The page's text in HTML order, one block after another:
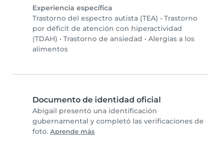
Experiencia específica
Trastorno del espectro autista (TEA) • Trastorno
por déficit de atención con hiperactividad
(TDAH) • Trastorno de ansiedad • Alergias a los
alimentos
Documento de identidad oficial
Abigail presentó una identificación
gubernamental y completó las verificaciones de
foto. Aprende más